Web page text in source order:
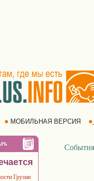
МОБИЛЬНАЯ ВЕРСИЯ
Грузии
События